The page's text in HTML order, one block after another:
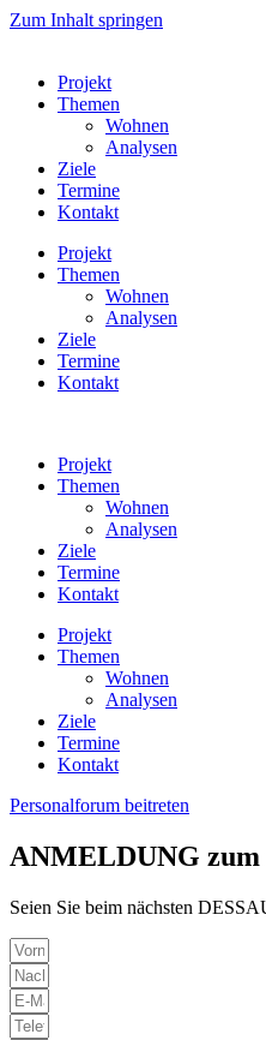
Zum Inhalt springen
Projekt
Themen
Wohnen
Analysen
Ziele
Termine
Kontakt
Projekt
Themen
Wohnen
Analysen
Ziele
Termine
Kontakt
Projekt
Themen
Wohnen
Analysen
Ziele
Termine
Kontakt
Projekt
Themen
Wohnen
Analysen
Ziele
Termine
Kontakt
Personalforum beitreten
ANMELDUNG zum
Seien Sie beim nächsten